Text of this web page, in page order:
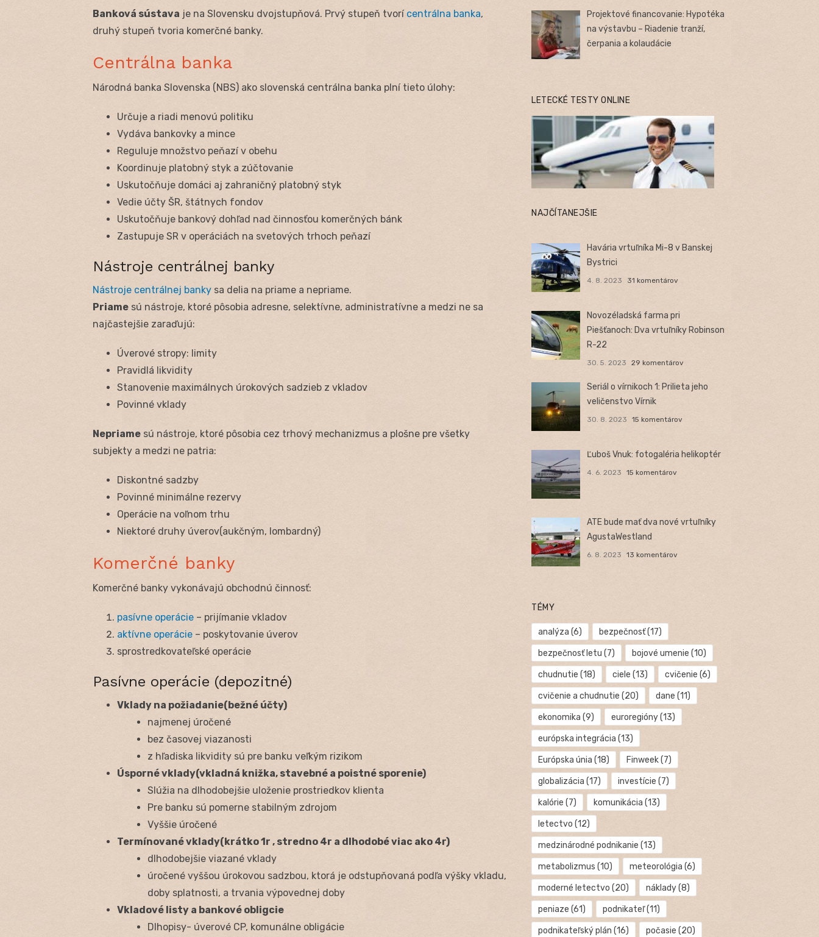
Banková sústava je na Slovensku dvojstupňová. Prvý stupeň tvorí centrálna banka,
druhý stupeň tvoria komerčné banky.
Centrálna banka
Národná banka Slovenska (NBS) ako slovenská centrálna banka plní tieto úlohy:
Určuje a riadi menovú politiku
Vydáva bankovky a mince
Reguluje množstvo peňazí v obehu
Koordinuje platobný styk a zúčtovanie
Uskutočňuje domáci aj zahraničný platobný styk
Vedie účty ŠR, štátnych fondov
Uskutočňuje bankový dohľad nad činnosťou komerčných bánk
Zastupuje SR v operáciách na svetových trhoch peňazí
Nástroje centrálnej banky
Nástroje centrálnej banky sa delia na priame a nepriame.
Priame sú nástroje, ktoré pôsobia adresne, selektívne, administratívne a medzi ne sa
najčastejšie zaraďujú:
Úverové stropy: limity
Pravidlá likvidity
Stanovenie maximálnych úrokových sadzieb z vkladov
Povinné vklady
Nepriame sú nástroje, ktoré pôsobia cez trhový mechanizmus a plošne pre všetky
subjekty a medzi ne patria:
Diskontné sadzby
Povinné minimálne rezervy
Operácie na voľnom trhu
Niektoré druhy úverov(aukčným, lombardný)
Komerčné banky
Komerčné banky vykonávajú obchodnú činnosť:
pasívne operácie – prijímanie vkladov
aktívne operácie – poskytovanie úverov
sprostredkovateľské operácie
Pasívne operácie (depozitné)
Vklady na požiadanie(bežné účty)
najmenej úročené
bez časovej viazanosti
z hľadiska likvidity sú pre banku veľkým rizikom
Úsporné vklady(vkladná knižka, stavebné a poistné sporenie)
Slúžia na dlhodobejšie uloženie prostriedkov klienta
Pre banku sú pomerne stabilným zdrojom
Vyššie úročené
Termínované vklady(krátko 1r , stredno 4r a dlhodobé viac ako 4r)
dlhodobejšie viazané vklady
úročené vyššou úrokovou sadzbou, ktorá je odstupňovaná podľa výšky vkladu,
doby splatnosti, a trvania výpovednej doby
Vkladové listy a bankové obligcie
Dlhopisy- úverové CP, komunálne obligácie
Projektové financovanie: Hypotéka
na výstavbu – Riadenie tranží,
čerpania a kolaudácie
LETECKÉ TESTY ONLINE
NAJČÍTANEJŠIE
Havária vrtuľníka Mi-8 v Banskej
Bystrici
4. 8. 2023 31 komentárov
Novozéladská farma pri
Piešťanoch: Dva vrtuľníky Robinson
R-22
30. 5. 2023 29 komentárov
Seriál o vírnikoch 1: Prilieta jeho
veličenstvo Vírnik
30. 8. 2023 15 komentárov
Ľuboš Vnuk: fotogaléria helikoptér
4. 6. 2023 15 komentárov
ATE bude mať dva nové vrtuľníky
AgustaWestland
6. 8. 2023 13 komentárov
TÉMY
analýza (6) bezpečnosť(17)
bezpečnosť letu (7) bojové umenie (10)
chudnutie (18) ciele (13) cvičenie (6)
cvičenie a chudnutie (20) dane (11)
ekonomika (9) euroregióny(13)
európska integrácia (13)
Európska únia (18) Finweek(7)
globalizácia (17) investície (7)
kalórie (7) komunikácia (13)
letectvo (12)
medzinárodné podnikanie (13)
metabolizmus (10) meteorológia (6)
moderné letectvo (20) náklady(8)
peniaze (61) podnikateľ(11)
podnikateľský plán (16) počasie (20)